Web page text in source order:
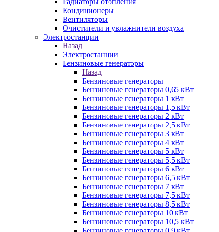
Радиаторы отопления
Кондиционеры
Вентиляторы
Очистители и увлажнители воздуха
Электростанции
Назад
Электростанции
Бензиновые генераторы
Назад
Бензиновые генераторы
Бензиновые генераторы 0,65 кВт
Бензиновые генераторы 1 кВт
Бензиновые генераторы 1,5 кВт
Бензиновые генераторы 2 кВт
Бензиновые генераторы 2,5 кВт
Бензиновые генераторы 3 кВт
Бензиновые генераторы 4 кВт
Бензиновые генераторы 5 кВт
Бензиновые генераторы 5,5 кВт
Бензиновые генераторы 6 кВт
Бензиновые генераторы 6,5 кВт
Бензиновые генераторы 7 кВт
Бензиновые генераторы 7,5 кВт
Бензиновые генераторы 8,5 кВт
Бензиновые генераторы 10 кВт
Бензиновые генераторы 10,5 кВт
Бензиновые генераторы 0,9 кВт